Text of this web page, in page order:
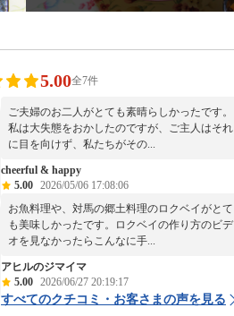
5.00全7件
ご夫婦のお二人がとても素晴らしかったです。
私は大失態をおかしたのですが、ご主人はそれ
に目を向けず、私たちがその...
cheerful & happy
5.00 2026/05/06 17:08:06
お魚料理や、対馬の郷土料理のロクベイがとて
も美味しかったです。ロクベイの作り方のビデ
オを見なかったらこんなに手...
アヒルのジマイマ
5.00 2026/06/27 20:19:17
すべてのクチコミ・お客さまの声を見る